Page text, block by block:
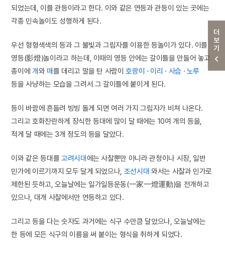
더보기
되었는데, 이를 관등이라고 한다. 이와 같은 연등과 관등이 있는 곳에는
각종 민속놀이도 성행하게 된다.
우선 형형색색의 등과 그 불빛과 그림자를 이용한 등놀이가 있다. 이를
영등(影燈)놀이라고 하는데, 이때의 영등 안에는 갈이틀을 만들어 놓고
종이에개와 매를 데리고 말을 탄 사람이 호랑이 · 이리 · 사슴 · 노루
등을 사냥하는 모습을 그려서 그 갈이틀에 붙이게 된다.
등이 바람에 흔들려 빙빙 돌게 되면 여러 가지 그림자가 비쳐 나온다.
그리고 호화찬란하게 장식한 등대에 많이 달 때에는 10여 개의 등을,
적게 달 때에는 3개 정도의 등을 달았다.
이와 같은 등대를 고려시대에는 사찰뿐만 아니라 관청이나 시장, 일반
민가에 이르기까지 모두 달게 되었으나, 조선시대 와서는 사찰과 민가로
제한된 듯하고, 오늘날에는 일가일등운동(一家一燈運動)을 전개하고
있으나, 대개 사찰에서만 연등하고 있다.
그리고 등을 다는 숫자도 과거에는 식구 수만큼 달았으나, 오늘날에는
한 등에 모든 식구의 이름을 써 붙이는 형식을 취하게 되었다.